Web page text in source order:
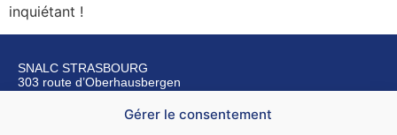
Gérer le consentement
inquiétant !
SNALC STRASBOURG
303 route d’Oberhausbergen